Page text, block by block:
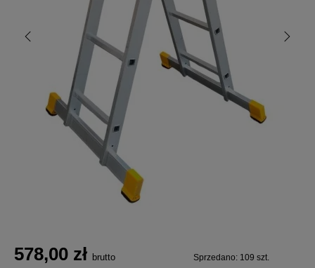
578,00 zł brutto
Sprzedano: 109 szt.